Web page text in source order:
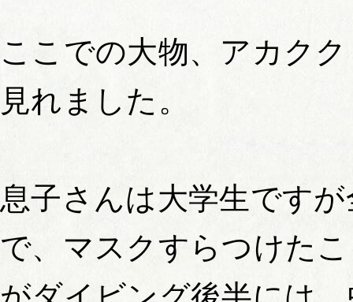
ここでの大物、アカク
見れました。
息子さんは大学生です
で、マスクすらつけた